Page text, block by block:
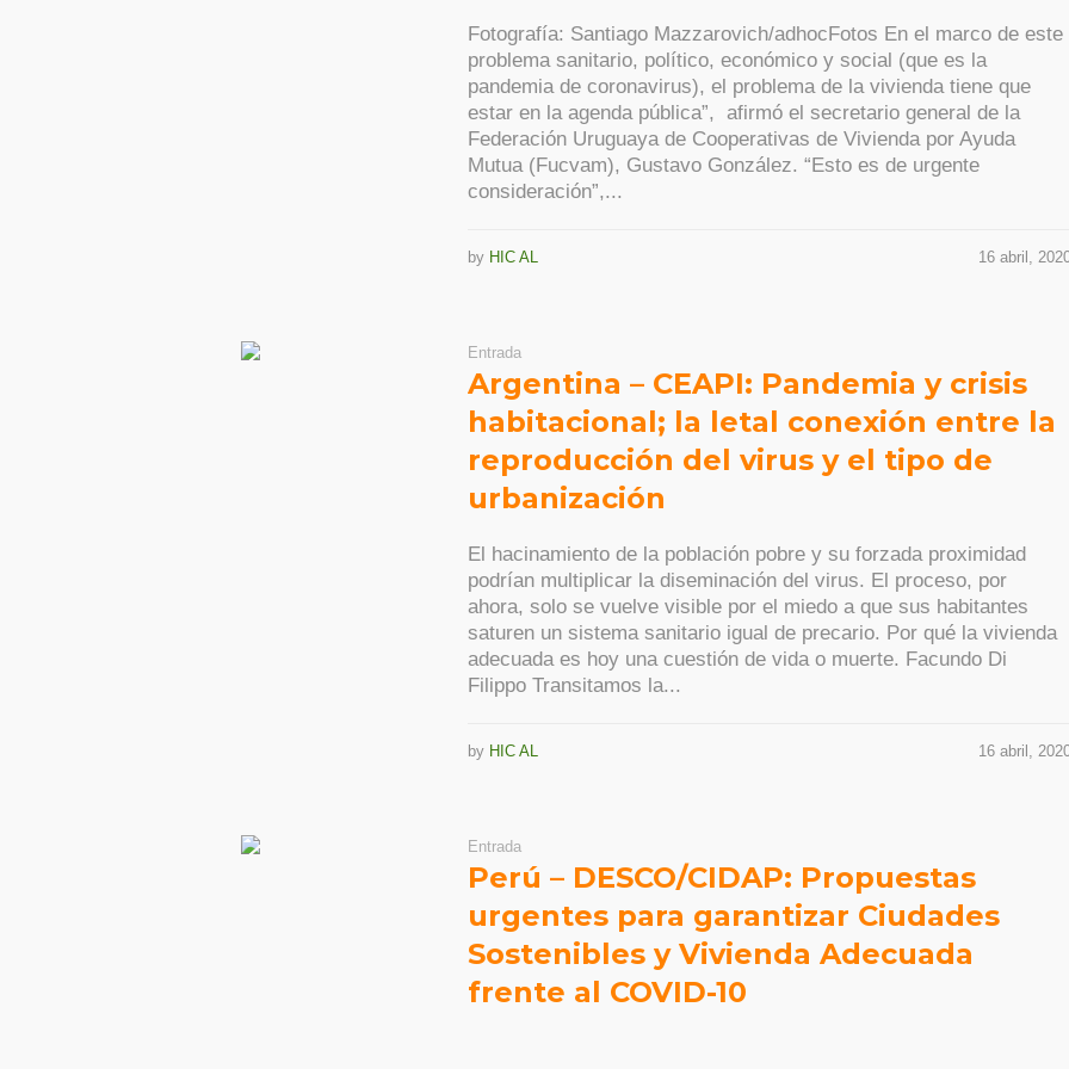
Fotografía: Santiago Mazzarovich/adhocFotos En el marco de este
problema sanitario, político, económico y social (que es la
pandemia de coronavirus), el problema de la vivienda tiene que
estar en la agenda pública”, afirmó el secretario general de la
Federación Uruguaya de Cooperativas de Vivienda por Ayuda
Mutua (Fucvam), Gustavo González. “Esto es de urgente
consideración”,...
16 abril,
by HIC AL
Entrada
Argentina – CEAPI: Pandemia y crisis
habitacional; la letal conexión entre la
reproducción del virus y el tipo de
urbanización
El hacinamiento de la población pobre y su forzada proximidad
podrían multiplicar la diseminación del virus. El proceso, por
ahora, solo se vuelve visible por el miedo a que sus habitantes
saturen un sistema sanitario igual de precario. Por qué la vivienda
adecuada es hoy una cuestión de vida o muerte. Facundo Di
Filippo Transitamos la...
16 abril,
by HIC AL
Entrada
Perú – DESCO/CIDAP: Propuestas
urgentes para garantizar Ciudades
Sostenibles y Vivienda Adecuada
frente al COVID-10